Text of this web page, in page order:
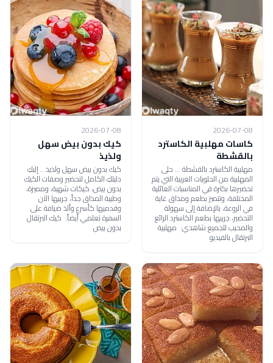
2026-07-08
كاسات مهلبية الكاسترد
بالقشطة
مهلبية الكاسترد بالقشطة ... حلى
المهلبية من الحلويات العربية التي يتم
تحضيرها بكثرة في المناسبات العائلية
المختلفة، وتتميز بطعم ومذاق غاية
في الروعة، بالإضافة إلى سهولة
التحضير، جربيها بطعم الكاسترد الرائع
والمحبب للجميع شاهدي: مهلبية
البرتقال بالفيديو
2026-07-08
كيك بدون بيض سهل
ولذيذ
كيك بدون بيض سهل ولذيذ .. إليكِ
دليلكِ الكامل لتحضير وصفات الكيك
بدون بيض، كيكات شهية، ومميزة،
وطيبة المذاق جداً، جربيها الآن
وقدميها كأسرع وألذ ضيافة على
السفرة تعلمي أيضاً: كيك البرتقال
بدون بيض